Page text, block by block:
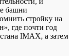
башни
стройку на
где почти год
IMAX, а затем